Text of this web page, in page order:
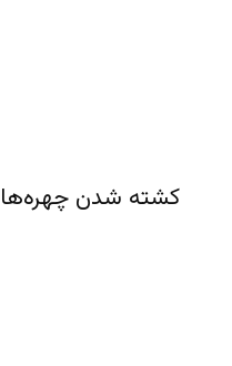
کشته شدن